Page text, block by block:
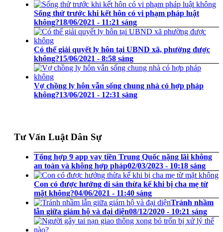
Sống thử trước khi kết hôn có vi phạm pháp luật
không?18/06/2021 - 11:21 sáng
Có thể giải quyết ly hôn tại UBND xã, phường được
không?15/06/2021 - 8:58 sáng
Vợ chồng ly hôn vẫn sống chung nhà có hợp pháp
không?13/06/2021 - 12:31 sáng
Tư Vấn Luật Dân Sự
Tổng hợp 9 app vay tiền Trung Quốc nặng lãi không
an toàn và không hợp pháp02/03/2023 - 10:18 sáng
Con có được hưởng di sản thừa kế khi bị cha mẹ từ
mặt không?04/06/2021 - 11:40 sáng
Tránh nhầm
lẫn giữa giám hộ và đại diện08/12/2020 - 10:21 sáng